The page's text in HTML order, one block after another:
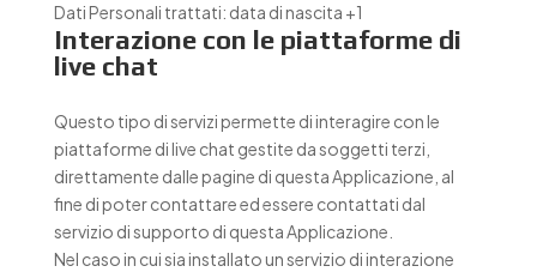
Dati Personali trattati: data di nascita +1
Interazione con le piattaforme di
live chat
Questo tipo di servizi permette di interagire con le
piattaforme di live chat gestite da soggetti terzi,
direttamente dalle pagine di questa Applicazione, al
fine di poter contattare ed essere contattati dal
servizio di supporto di questa Applicazione.
Nel caso in cui sia installato un servizio di interazione